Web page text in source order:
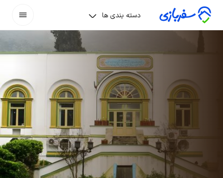
دسته بندی ها